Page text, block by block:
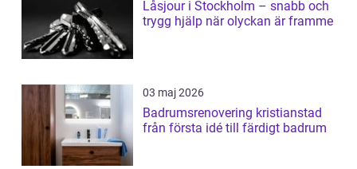
Låsjour i Stockholm – snabb och
trygg hjälp när olyckan är framme
03 maj 2026
Badrumsrenovering kristianstad
från första idé till färdigt badrum